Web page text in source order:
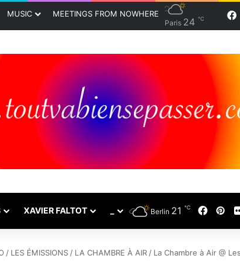
MUSIC MEETINGS FROM NOWHERE
Paris 24 ℃
XAVIER FALTOT Berlin 21 ℃
/ LES ÉMISSIONS/ LA CHAMBRE À AIR/ La Chambre à Air @